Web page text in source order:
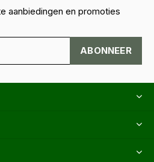
aanbiedingen en promoties
ABONNEER